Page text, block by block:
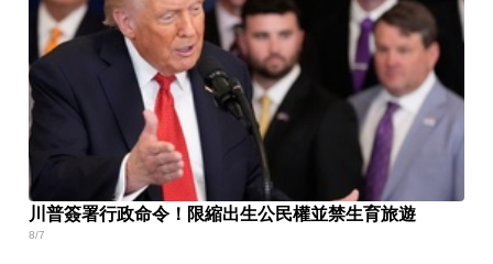
川普簽署行政命令！限縮出生公民權並禁生育旅遊
8/7